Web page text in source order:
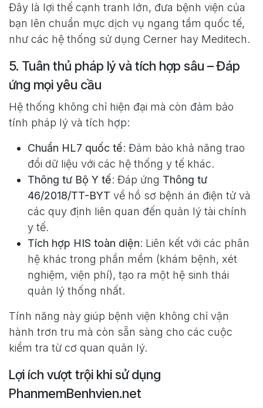
Đây là lợi thế cạnh tranh lớn, đưa bệnh viện của
bạn lên chuẩn mực dịch vụ ngang tầm quốc tế,
như các hệ thống sử dụng Cerner hay Meditech.
5. Tuân thủ pháp lý và tích hợp sâu – Đáp
ứng mọi yêu cầu
Hệ thống không chỉ hiện đại mà còn đảm bảo
tính pháp lý và tích hợp:
Chuẩn HL7 quốc tế: Đảm bảo khả năng trao
đổi dữ liệu với các hệ thống y tế khác.
Thông tư Bộ Y tế: Đáp ứng Thông tư
46/2018/TT-BYT về hồ sơ bệnh án điện tử và
các quy định liên quan đến quản lý tài chính
y tế.
Tích hợp HIS toàn diện: Liên kết với các phân
hệ khác trong phần mềm (khám bệnh, xét
nghiệm, viện phí), tạo ra một hệ sinh thái
quản lý thống nhất.
Tính năng này giúp bệnh viện không chỉ vận
hành trơn tru mà còn sẵn sàng cho các cuộc
kiểm tra từ cơ quan quản lý.
Lợi ích vượt trội khi sử dụng
PhanmemBenhvien.net